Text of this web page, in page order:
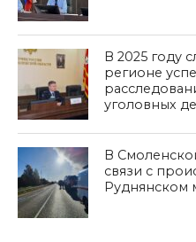
В 2025 году
регионе
уголовных
В
связи с
Руднянском